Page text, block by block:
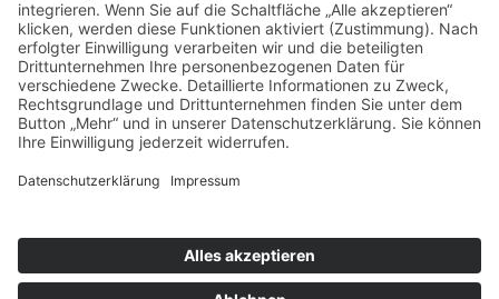
nach oben
Impressum|Datenschutz